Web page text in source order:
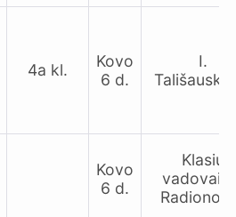
4a kl.
Kovo
6 d.
I.
Kovo
6 d.
Klasių
vadovai,